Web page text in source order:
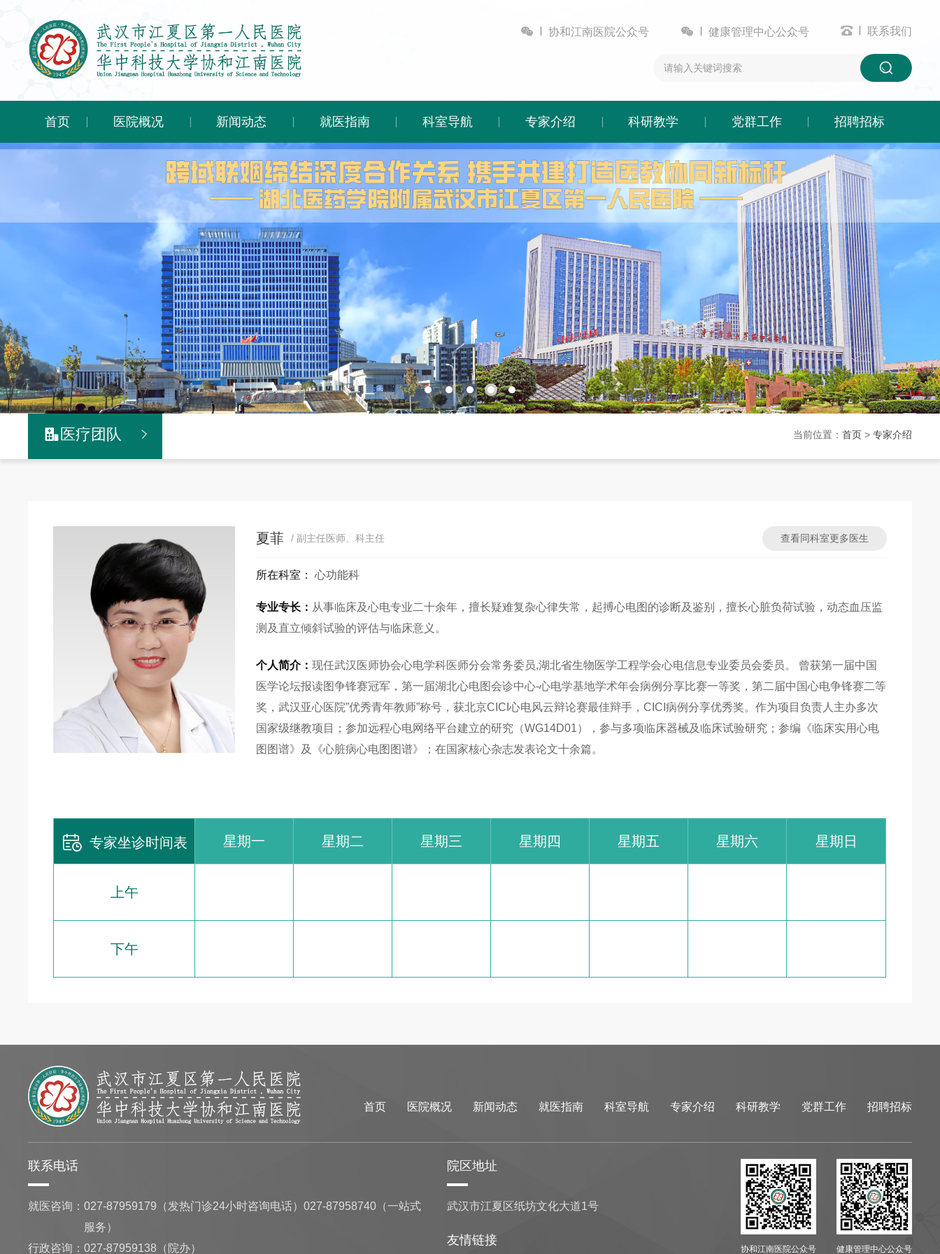
 协和江南医院公众号  健康管理中心公众号  联系我们
首页 医院概况 新闻动态 就医指南 科室导航 专家介绍 科研教学 党群工作 招聘招标
 医疗团队 当前位置： 首页> 专家介绍
查看同科室更多医生
夏菲 / 副主任医师、科主任
所在科室：心功能科
专业专长： 从事临床及心电专业二十余年，擅长疑难复杂心律失常，起搏心电图的诊断及鉴别，擅长心脏负荷试验，动态血压监
测及直立倾斜试验的评估与临床意义。
个人简介：现任武汉医师协会心电学科医师分会常务委员,湖北省生物医学工程学会心电信息专业委员会委员。 曾获第一届中国
医学论坛报读图争锋赛冠军，第一届湖北心电图会诊中心-心电学基地学术年会病例分享比赛一等奖，第二届中国心电争锋赛二等
奖，武汉亚心医院”优秀青年教师”称号，获北京CICI心电风云辩论赛最佳辩手，CICI病例分享优秀奖。作为项目负责人主办多次
国家级继教项目；参加远程心电网络平台建立的研究（WG14D01），参与多项临床器械及临床试验研究；参编《临床实用心电
图图谱》及《心脏病心电图图谱》；在国家核心杂志发表论文十余篇。
 专家坐诊时间表 星期一 星期二 星期三 星期四 星期五 星期六 星期日
上午
下午
首页 医院概况 新闻动态 就医指南 科室导航 专家介绍 科研教学 党群工作 招聘招标
协和江南医院公众号 健康管理中心公众号
联系电话
就医咨询：027-87959179（发热门诊24小时咨询电话）027-87958740（一站式
服务）
行政咨询：027-87959138（院办）
院区地址
武汉市江夏区纸坊文化大道1号
友情链接